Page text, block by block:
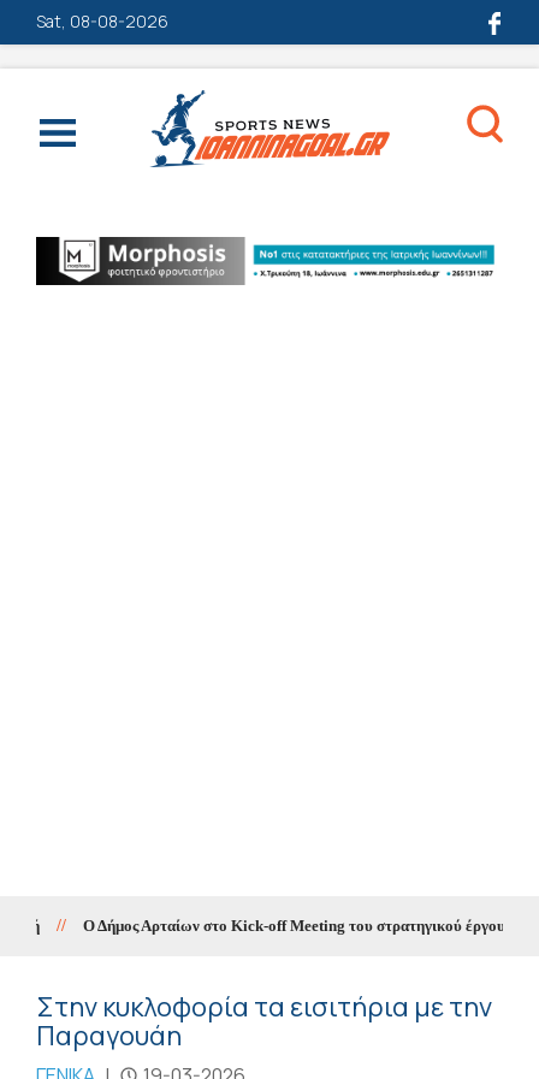
Sat, 08-08-2026
// Ο Δήμος Αρταίων στο Kick-off Meeting του στρατηγικού έργου
Στην κυκλοφορία τα εισιτήρια με την
Παραγουάη